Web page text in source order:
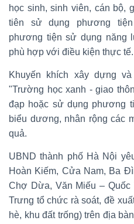
học sinh, sinh viên, cán bộ,
tiên sử dụng phương
phương tiện sử dụng năng
phù hợp với điều kiện thực tế.
Khuyến khích xây dựng
"Trường học xanh - giao
đạp hoặc sử dụng phương
biểu dương, nhân rộng các
quả.
UBND thành phố Hà Nội
Hoàn Kiếm, Cửa Nam, Ba
Chợ Dừa, Văn Miếu –
Trưng tổ chức rà soát, đề
hè, khu đất trống) trên địa